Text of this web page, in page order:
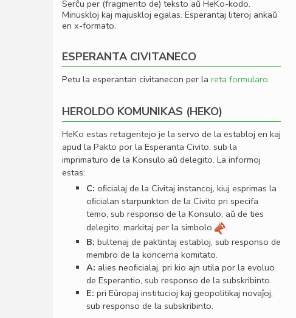
Serĉu per (fragmento de) teksto aŭ HeKo-kodo.
Minuskloj kaj majuskloj egalas. Esperantaj literoj ankaŭ
en x-formato.
ESPERANTA CIVITANECO
Petu la esperantan civitanecon per la reta formularo.
HEROLDO KOMUNIKAS (HEKO)
HeKo estas retagentejo je la servo de la establoj en kaj
apud la Pakto por la Esperanta Civito, sub la
imprimaturo de la Konsulo aŭ delegito. La informoj
estas:
C: oﬁcialaj de la Civitaj instancoj, kiuj esprimas la
oﬁcialan starpunkton de la Civito pri specifa
temo, sub responso de la Konsulo, aŭ de ties
delegito, markitaj per la simbolo
.
B: bultenaj de paktintaj establoj, sub responso de
membro de la koncerna komitato.
A: alies neoﬁcialaj, pri kio ajn utila por la evoluo
de Esperantio, sub responso de la subskribinto.
E: pri Eŭropaj institucioj kaj geopolitikaj novaĵoj,
sub responso de la subskribinto.